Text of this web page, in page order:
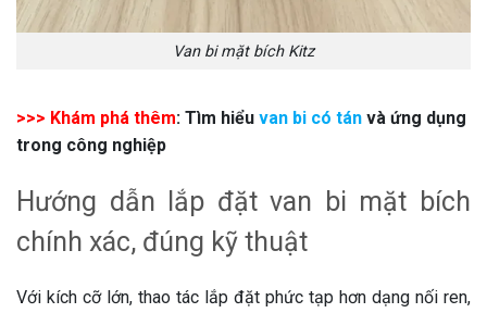
Van bi mặt bích Kitz
>>> Khám phá thêm: Tìm hiểu van bi có tán và ứng dụng
trong công nghiệp
Hướng dẫn lắp đặt van bi mặt bích
chính xác, đúng kỹ thuật
Với kích cỡ lớn, thao tác lắp đặt phức tạp hơn dạng nối ren,